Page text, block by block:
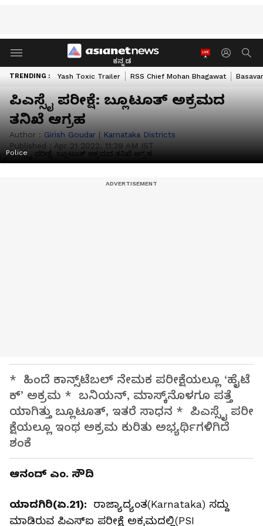
ಕನ್ನಡ
TRENDING : Yash Toxic Trailer RSS Chief Mohan Bhagawat
ಪಿಎಸ್ಸೈ ಪರೀ​ಕ್ಷೆ​: ಬ್ಲೂಟೂತ್‌ ಅಕ್ರ​ಮದ
ತನಿಖೆ ಆಗ್ರಹ
Author : Girish Goudar | Karnataka Districts
Published : Apr 21 2022, 11:39 AM IST
Police
* ಹಿಂದೆ ಕಾನ್ಸ್‌​ಟೆ​ಬಲ್‌ ನೇಮಕ ಪರೀ​ಕ್ಷೆ​ಯಲ್ಲೂ ‘ಹೈಟೆ​
ಕ್‌’ ಅಕ್ರ​ಮ * ಬನಿಯನ್‌, ಮಾಸ್ಕ್‌ನೊಳಗೂ ಪತ್ತೆ​
ಯಾ​ಗಿತ್ತು ಬ್ಲೂಟೂತ್‌, ಇತರೆ ಸಾಧ​ನ * ಪಿಎಸ್ಸೈ ಪರೀ​
ಕ್ಷೆ​ಯಲ್ಲೂ ಇಂಥ ಅಕ್ರಮ ಕುರಿತು ಅಭ್ಯ​ರ್ಥಿ​ಗ​ಳಿಗಿದೆ
ಶಂಕೆ
ಆನಂದ್‌ ಎಂ. ಸೌದಿ
ಯಾದಗಿರಿ(ಏ.21):
ರಾಜ್ಯಾ​ದ್ಯಂತ(Karnataka) ಸದ್ದು
ಮಾಡಿ​ರುವ ಪಿಎ​ಸ್‌ಐ ಪರೀ​ಕ್ಷೆ​ ಅಕ್ರ​ಮ​ದಲ್ಲಿ(PSI